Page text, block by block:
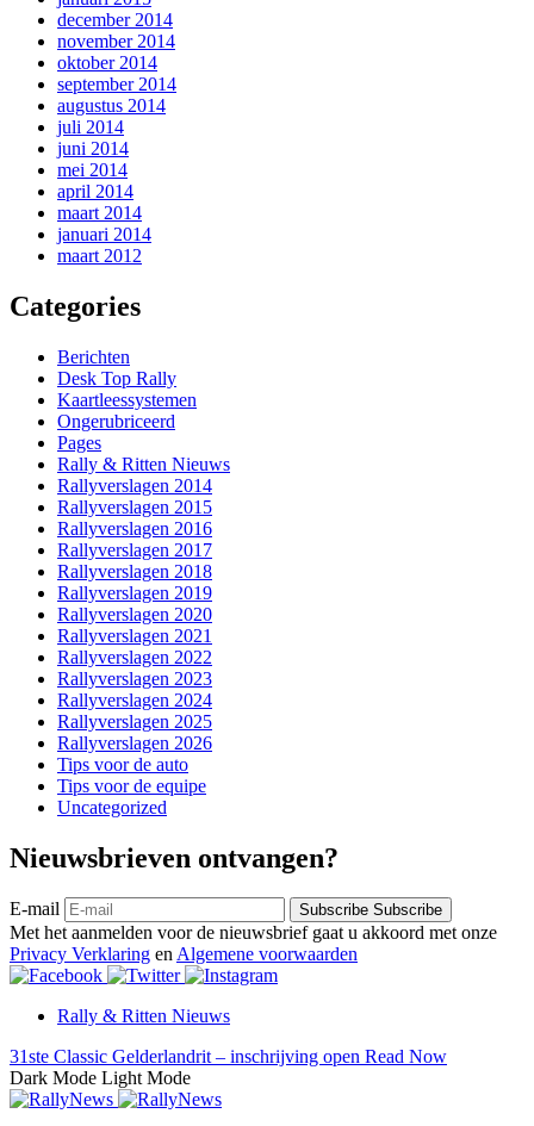
december 2014
november 2014
oktober 2014
september 2014
augustus 2014
juli 2014
juni 2014
mei 2014
april 2014
maart 2014
januari 2014
maart 2012
Categories
Berichten
Desk Top Rally
Kaartleessystemen
Ongerubriceerd
Pages
Rally & Ritten Nieuws
Rallyverslagen 2014
Rallyverslagen 2015
Rallyverslagen 2016
Rallyverslagen 2017
Rallyverslagen 2018
Rallyverslagen 2019
Rallyverslagen 2020
Rallyverslagen 2021
Rallyverslagen 2022
Rallyverslagen 2023
Rallyverslagen 2024
Rallyverslagen 2025
Rallyverslagen 2026
Tips voor de auto
Tips voor de equipe
Uncategorized
Nieuwsbrieven ontvangen?
E-mail Subscribe Subscribe
Met het aanmelden voor de nieuwsbrief gaat u akkoord met onze
Privacy Verklaring enAlgemene voorwaarden
Rally & Ritten Nieuws
31ste Classic Gelderlandrit – inschrijving open Read Now
Dark Mode Light Mode